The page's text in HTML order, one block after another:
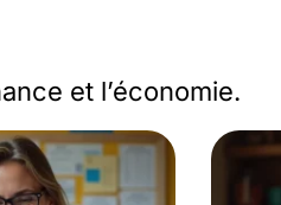
et l’économie.